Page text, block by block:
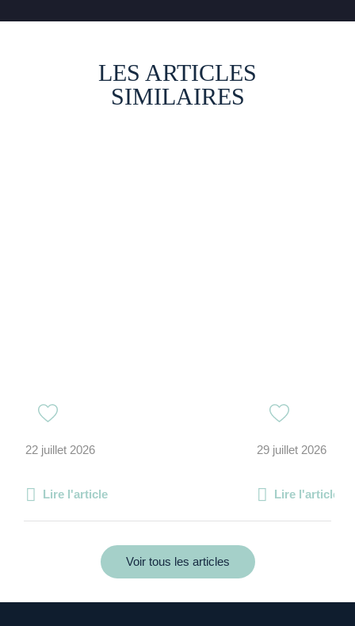
LES ARTICLES
SIMILAIRES
22 juillet 2026
Lire l'article
29 juillet 2026
Lire l'article
Voir tous les articles